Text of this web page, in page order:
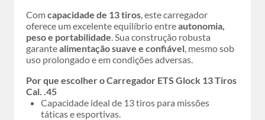
Comcapacidade de 13 tiros, este carregador
oferece um excelente equilíbrio entreautonomia,
peso e portabilidade. Sua construção robusta
garantealimentação suave e confiável, mesmo sob
uso prolongado e em condições adversas.
Por que escolher o Carregador ETS Glock 13 Tiros
Cal. .45
Capacidade ideal de 13 tiros para missões
táticas e esportivas.